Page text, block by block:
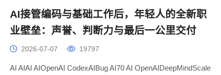
AI接管编码与基础工作后，年轻人的全新职
业壁垒：声誉、判断力与最后一公里交付
2026-07-07 19797
AI AIAI AIOpenAI CodexAIBug AI70 AI OpenAIDeepMindScale